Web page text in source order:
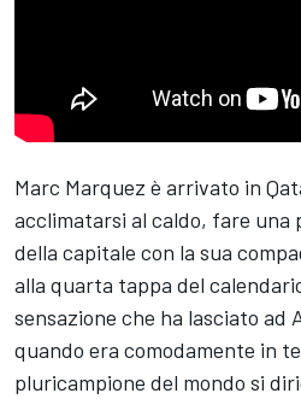
Marc Marquez è arrivato in
acclimatarsi al caldo, fare una
della capitale con la sua
alla quarta tappa del
sensazione che ha lasciato ad
quando era comodamente in
pluricampione del mondo si